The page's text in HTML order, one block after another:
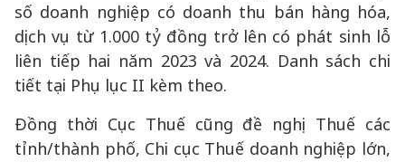
số doanh nghiệp có doanh thu bán hàng hóa,
dịch vụ từ 1.000 tỷ đồng trở lên có phát sinh lỗ
liên tiếp hai năm 2023 và 2024. Danh sách chi
tiết tại Phụ lục II kèm theo.
Đồng thời Cục Thuế cũng đề nghị Thuế các
tỉnh/thành phố, Chi cục Thuế doanh nghiệp lớn,